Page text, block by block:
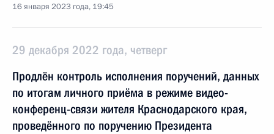
16 января 2023 года, 19:45
29 декабря 2022 года, четверг
Продлён контроль исполнения поручений, данных
по итогам личного приёма в режиме видео-
конференц-связи жителя Краснодарского края,
проведённого по поручению Президента